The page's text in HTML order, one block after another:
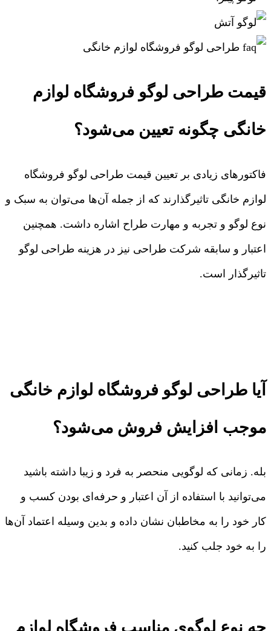
قیمت طراحی لوگو فروشگاه لوازم
خانگی چگونه تعیین می‌شود؟
فاکتورهای زیادی بر تعیین قیمت طراحی لوگو فروشگاه
لوازم خانگی تاثیرگذارند که از جمله آن‌ها می‌توان به سبک و
نوع لوگو و تجربه و مهارت طراح اشاره داشت. همچنین
اعتبار و سابقه شرکت طراحی نیز در هزینه طراحی لوگو
تاثیرگذار است.
آیا طراحی لوگو فروشگاه لوازم خانگی
موجب افزایش فروش می‌شود؟
بله. زمانی که لوگویی منحصر به فرد و زیبا داشته باشید
می‌توانید با استفاده از آن اعتبار و حرفه‌ای بودن کسب و
کار خود را به مخاطبان نشان داده و بدین وسیله اعتماد آن‌ها
را به خود جلب کنید.
چه نوع لوگوی مناسب فروشگاه لوازم